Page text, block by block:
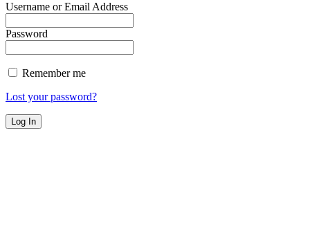
Username or Email Address
Password
Remember me
Lost your password?